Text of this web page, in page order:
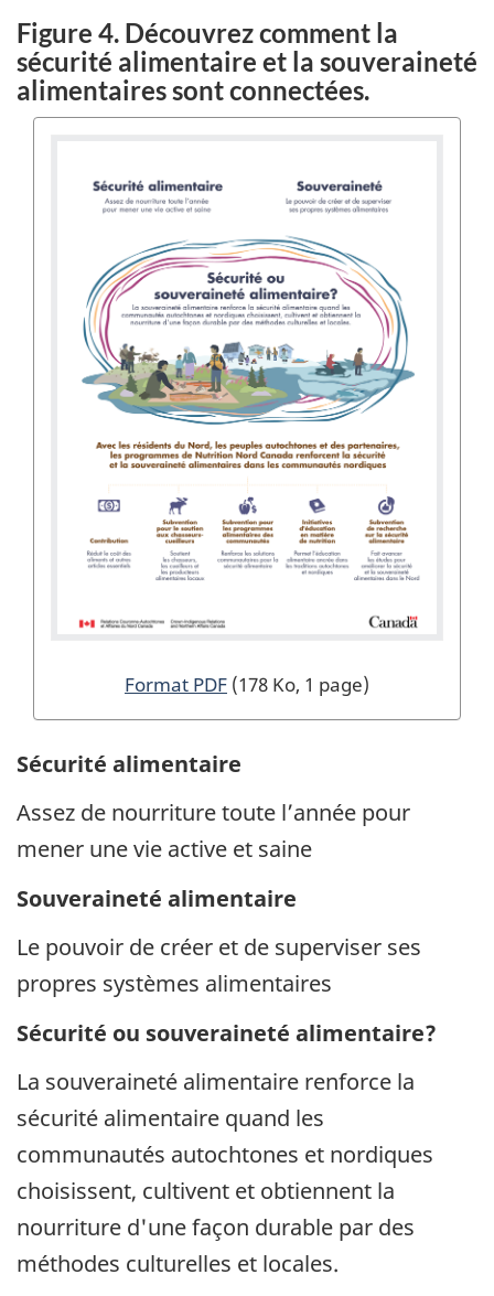
Figure 4. Découvrez comment la
sécurité alimentaire et la souveraineté
alimentaires sont connectées.
Format PDF (178 Ko, 1 page)
Sécurité alimentaire
Assez de nourriture toute l’année pour
mener une vie active et saine
Souveraineté alimentaire
Le pouvoir de créer et de superviser ses
propres systèmes alimentaires
Sécurité ou souveraineté alimentaire?
La souveraineté alimentaire renforce la
sécurité alimentaire quand les
communautés autochtones et nordiques
choisissent, cultivent et obtiennent la
nourriture d'une façon durable par des
méthodes culturelles et locales.